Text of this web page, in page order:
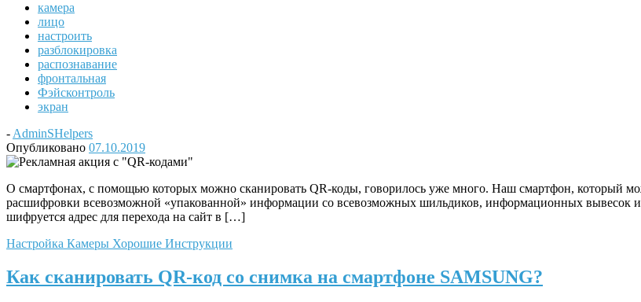
камера
лицо
настроить
разблокировка
распознавание
фронтальная
Фэйсконтроль
экран
- AdminSHelpers
Опубликовано 07.10.2019
О смартфонах, с помощью которых можно сканировать QR-коды, говорилось уже много. Наш смартфон, который
расшифровки всевозможной «упакованной» информации со всевозможных шильдиков, информационных вывесок
шифруется адрес для перехода на сайт в […]
Настройка Камеры Хорошие Инструкции
Как сканировать QR-код со снимка на смартфоне SAMSUNG?